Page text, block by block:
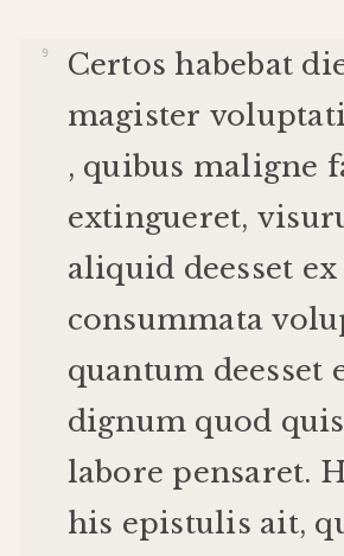
Certos habebat
magister
, quibus maligne
extingueret,
aliquid deesset ex
consummata
quantum deesset
dignum quod quis
labore pensaret.
his epistulis ait,